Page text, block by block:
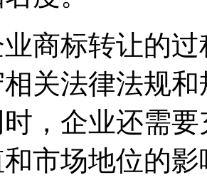
商标转让的
关法律法规
，企业还需
市场地位的